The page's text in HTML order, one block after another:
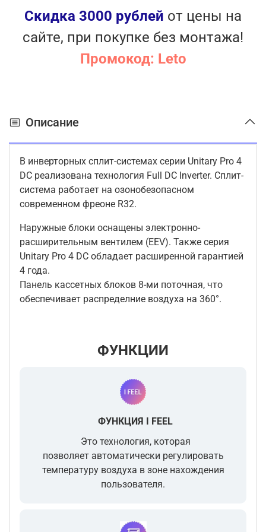
Скидка 3000 рублей от цены на
сайте, при покупке без монтажа!
Промокод: Leto
Описание
В инверторных сплит-системах серии Unitary Pro 4
DC реализована технология Full DC Inverter. Сплит-
система работает на озонобезопасном
современном фреоне R32.
Наружные блоки оснащены электронно-
расширительным вентилем (EEV). Также серия
Unitary Pro 4 DC обладает расширенной гарантией
4 года.
Панель кассетных блоков 8-ми поточная, что
обеспечивает распределние воздуха на 360°.
ФУНКЦИИ
ФУНКЦИЯ I FEEL
Это технология, которая
позволяет автоматически регулировать
температуру воздуха в зоне нахождения
пользователя.